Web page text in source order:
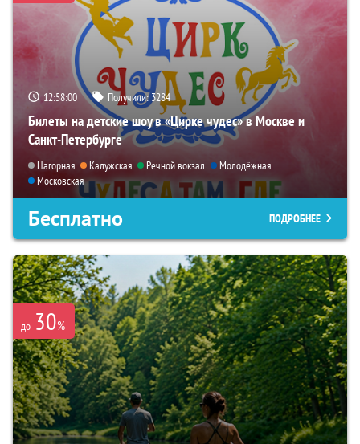
12:57:59 Получили:3284
Билеты на детские шоу в «Цирке чудес» в Москве и
Санкт-Петербурге
Нагорная Калужская Речной вокзал
Молодёжная
Московская
Бесплатно ПОДРОБНЕЕ
до 30%